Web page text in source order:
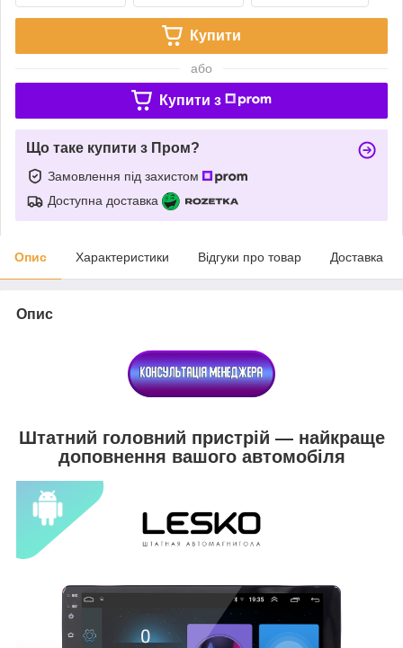
Купити
або
Купити з
Що таке купити з Пром?
Замовлення під захистом
Доступна доставка
Опис Характеристики Відгуки про товар Доставка
Опис
Штатний головний пристрій — найкраще
доповнення вашого автомобіля